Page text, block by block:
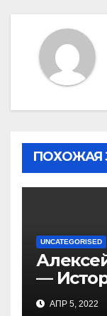
ПОХОЖАЯ
UNCATEGORISED
—
АПР 5, 2022